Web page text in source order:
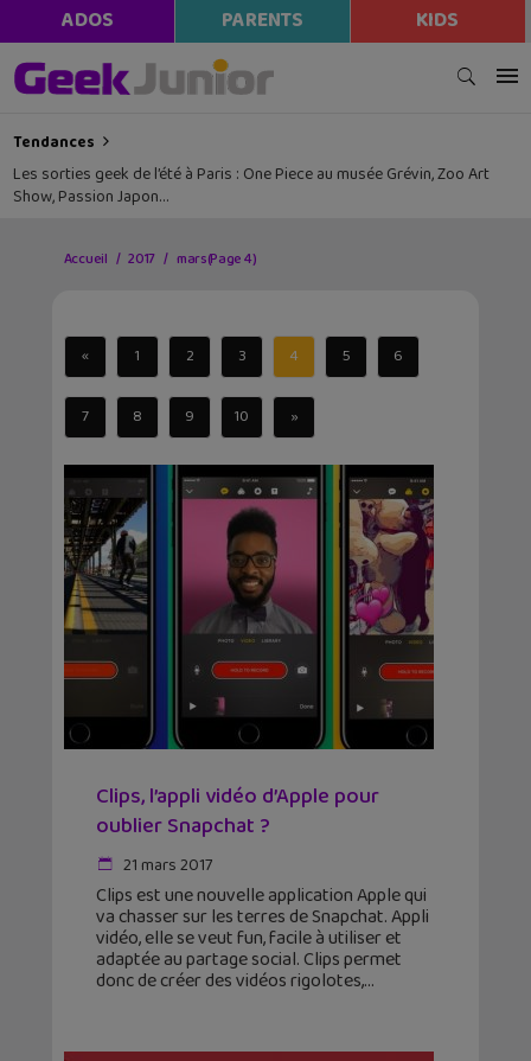
ADOS PARENTS KIDS
Tendances
Les sorties geek de l’été à Paris : One Piece au musée Grévin, Zoo Art
Show, Passion Japon…
Accueil 2017 mars(Page 4)
« 1 2 3 4 5 6
7 8 9 10 »
Clips, l’appli vidéo d’Apple pour
oublier Snapchat ?
21 mars 2017
Clips est une nouvelle application Apple qui
va chasser sur les terres de Snapchat. Appli
vidéo, elle se veut fun, facile à utiliser et
adaptée au partage social. Clips permet
donc de créer des vidéos rigolotes,